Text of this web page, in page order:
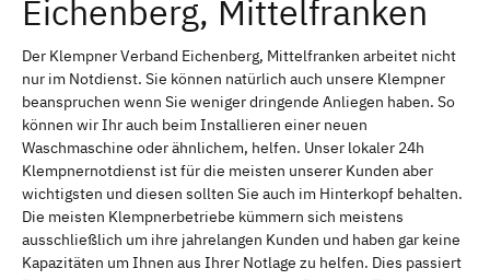
Eichenberg, Mittelfranken
Der Klempner Verband Eichenberg, Mittelfranken arbeitet nicht
nur im Notdienst. Sie können natürlich auch unsere Klempner
beanspruchen wenn Sie weniger dringende Anliegen haben. So
können wir Ihr auch beim Installieren einer neuen
Waschmaschine oder ähnlichem, helfen. Unser lokaler 24h
Klempnernotdienst ist für die meisten unserer Kunden aber
wichtigsten und diesen sollten Sie auch im Hinterkopf behalten.
Die meisten Klempnerbetriebe kümmern sich meistens
ausschließlich um ihre jahrelangen Kunden und haben gar keine
Kapazitäten um Ihnen aus Ihrer Notlage zu helfen. Dies passiert